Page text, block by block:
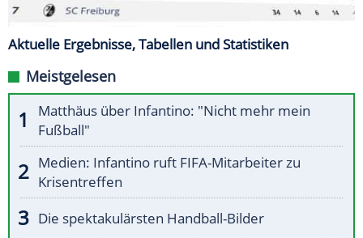
Aktuelle Ergebnisse, Tabellen und Statistiken
Meistgelesen
Matthäus über Infantino: "Nicht mehr mein
Fußball"
Medien: Infantino ruft FIFA-Mitarbeiter zu
Krisentreffen
Die spektakulärsten Handball-Bilder